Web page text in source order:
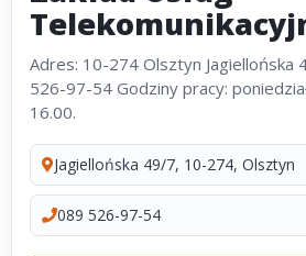
Adres: 10-274 Olsztyn Jagiellońska
526-97-54 Godziny pracy:
16.00.
Jagiellońska 49/7, 10-274, Olsztyn
089 526-97-54